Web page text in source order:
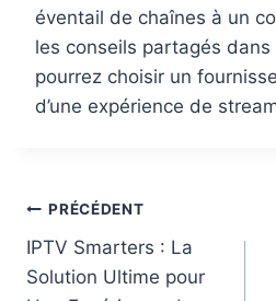
éventail de chaînes à un
les conseils partagés
pourrez choisir un
d’une expérience de
PRÉCÉDENT
IPTV Smarters : La
Solution Ultime pour